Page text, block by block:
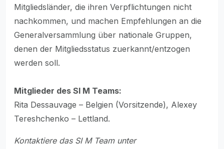
Mitgliedsländer, die ihren Verpflichtungen nicht
nachkommen, und machen Empfehlungen an die
Generalversammlung über nationale Gruppen,
denen der Mitgliedsstatus zuerkannt/entzogen
werden soll.
Mitglieder des SI M Teams:
Rita Dessauvage – Belgien (Vorsitzende), Alexey
Tereshchenko – Lettland.
Kontaktiere das SI M Team unter